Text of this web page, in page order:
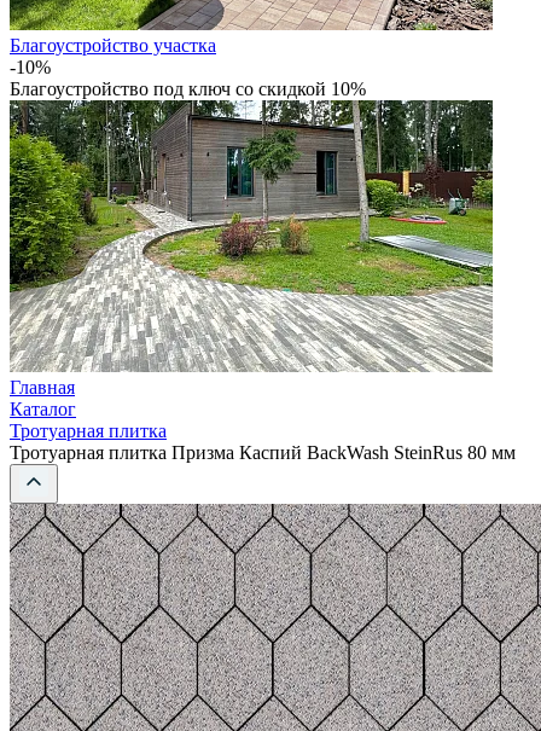
Благоустройство участка
-10%
Благоустройство под ключ со скидкой 10%
Главная
Каталог
Тротуарная плитка
Тротуарная плитка Призма Каспий BackWash SteinRus 80 мм